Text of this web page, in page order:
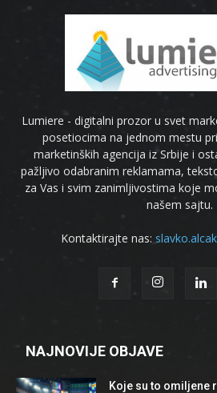
Lumiere - digitalni prozor u svet
posetiocima na jednom mestu
marketinških agencija iz Srbije i
pažljivo odabranim reklamama,
za Vas i svim zanimljivostima koje
našem sajtu.
Kontaktirajte nas:
NAJNOVIJE OBJAVE
Koje su to omiljene